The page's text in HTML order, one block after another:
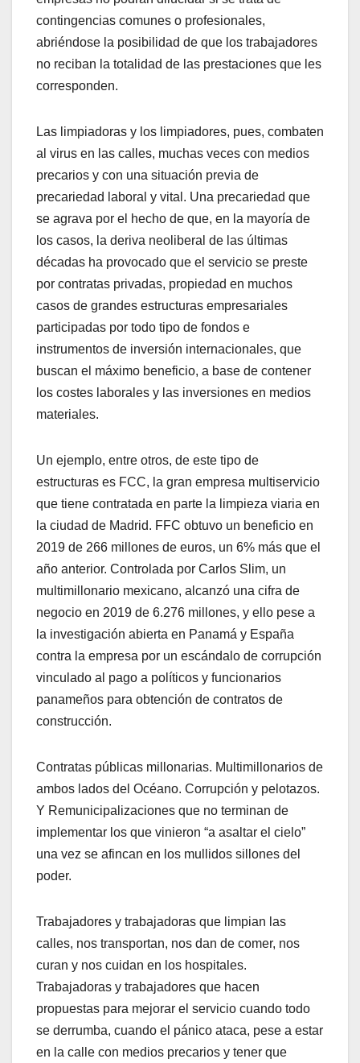
contingencias comunes o profesionales,
abriéndose la posibilidad de que los trabajadores
no reciban la totalidad de las prestaciones que les
corresponden.
Las limpiadoras y los limpiadores, pues, combaten
al virus en las calles, muchas veces con medios
precarios y con una situación previa de
precariedad laboral y vital. Una precariedad que
se agrava por el hecho de que, en la mayoría de
los casos, la deriva neoliberal de las últimas
décadas ha provocado que el servicio se preste
por contratas privadas, propiedad en muchos
casos de grandes estructuras empresariales
participadas por todo tipo de fondos e
instrumentos de inversión internacionales, que
buscan el máximo beneficio, a base de contener
los costes laborales y las inversiones en medios
materiales.
Un ejemplo, entre otros, de este tipo de
estructuras es FCC, la gran empresa multiservicio
que tiene contratada en parte la limpieza viaria en
la ciudad de Madrid. FFC obtuvo un beneficio en
2019 de 266 millones de euros, un 6% más que el
año anterior. Controlada por Carlos Slim, un
multimillonario mexicano, alcanzó una cifra de
negocio en 2019 de 6.276 millones, y ello pese a
la investigación abierta en Panamá y España
contra la empresa por un escándalo de corrupción
vinculado al pago a políticos y funcionarios
panameños para obtención de contratos de
construcción.
Contratas públicas millonarias. Multimillonarios de
ambos lados del Océano. Corrupción y pelotazos.
Y Remunicipalizaciones que no terminan de
implementar los que vinieron “a asaltar el cielo”
una vez se afincan en los mullidos sillones del
poder.
Trabajadores y trabajadoras que limpian las
calles, nos transportan, nos dan de comer, nos
curan y nos cuidan en los hospitales.
Trabajadoras y trabajadores que hacen
propuestas para mejorar el servicio cuando todo
se derrumba, cuando el pánico ataca, pese a estar
en la calle con medios precarios y tener que